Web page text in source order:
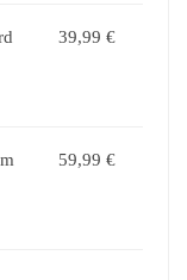
39,99 €
59,99 €